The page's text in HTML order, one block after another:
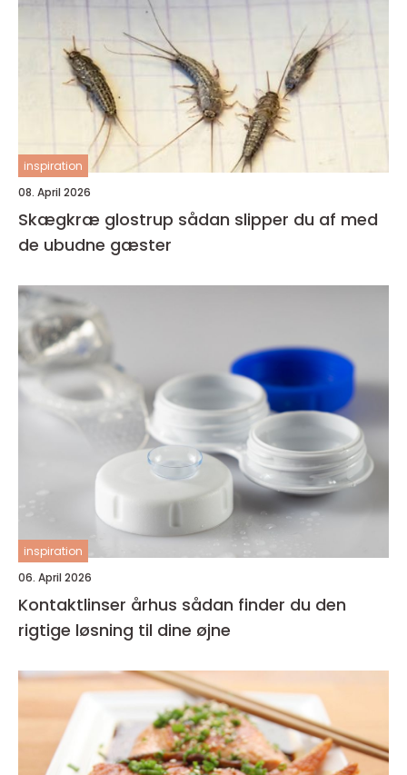
inspiration
08. April 2026
Skægkræ glostrup sådan slipper du af med
de ubudne gæster
inspiration
06. April 2026
Kontaktlinser århus sådan finder du den
rigtige løsning til dine øjne